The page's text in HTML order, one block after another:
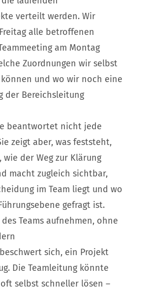
verteilt werden. Wir
alle betroffenen
am Montag
Zuordnungen wir selbst
und wo wir noch eine
der Bereichsleitung
beantwortet nicht jede
zeigt aber, was feststeht,
der Weg zur Klärung
macht zugleich sichtbar,
im Team liegt und wo
gefragt ist.
Teams aufnehmen, ohne
sich, ein Projekt
Die Teamleitung könnte
selbst schneller lösen –